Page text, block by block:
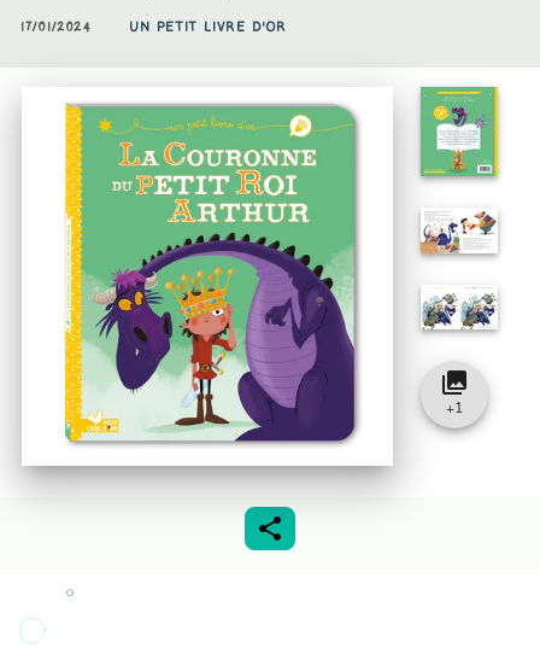
17/01/2024 UN PETIT LIVRE D'OR
collections
+1